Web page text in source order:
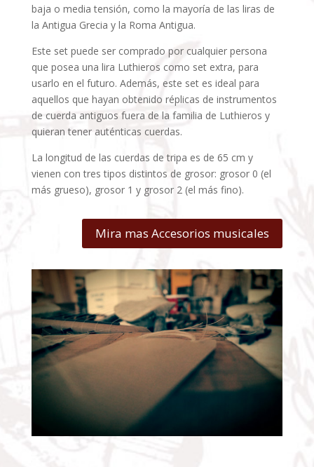
baja o media tensión, como la mayoría de las liras de
la Antigua Grecia y la Roma Antigua.
Este set puede ser comprado por cualquier persona
que posea una lira Luthieros como set extra, para
usarlo en el futuro. Además, este set es ideal para
aquellos que hayan obtenido réplicas de instrumentos
de cuerda antiguos fuera de la familia de Luthieros y
quieran tener auténticas cuerdas.
La longitud de las cuerdas de tripa es de 65 cm y
vienen con tres tipos distintos de grosor: grosor 0 (el
más grueso), grosor 1 y grosor 2 (el más fino).
Mira mas Accesorios musicales